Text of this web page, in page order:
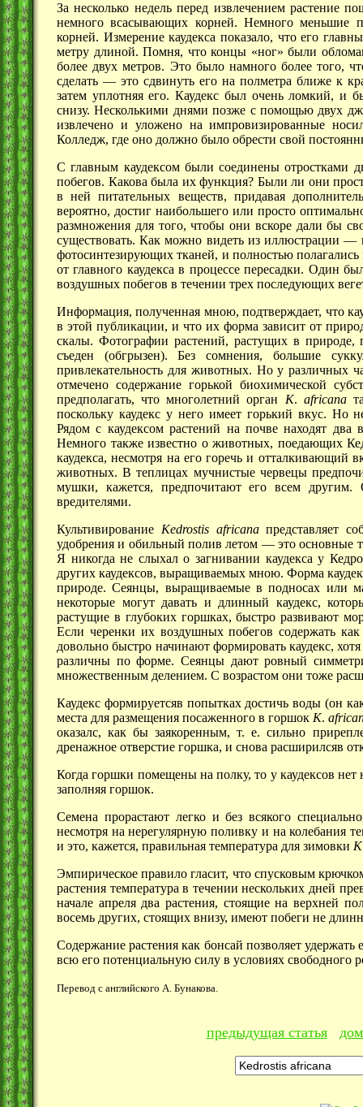
За несколько недель перед извлечением растение
немного всасывающих корней. Немного меньшие
корней. Измерение каудекса показало, что его
метру длиной. Помня, что концы «ног» были
более двух метров. Это было намного более того,
сделать —это сдвинуть его на полметра ближе к
затем уплотняя его. Каудекс был очень ломкий, и
снизу. Несколькими днями позже с помощью двух
извлечено и уложено на импровизированные
Колледж, где оно должно было обрести свой
С главным каудексом были соединены отростками
побегов. Какова была их функция? Были ли они
в ней питательных веществ, придавая
вероятно, достиг наибольшего или просто
размножения для того, чтобы они вскоре дали бы
существовать. Как можно видеть изиллюстрации —
фотосинтезирующих тканей, и полностью
от главного каудекса в процессе пересадки. Один
воздушных побегов в течении трех последующих
Информация, полученная мною, подтверждает, что
в этой публикации, и что их форма зависит от
скалы. Фотографии растений, растущих в природе,
съеден (обгрызен). Без сомнения, большие
привлекательность для животных. Но у различных
отмечено содержание горькой биохимической
предполагать, что многолетний орган K. africana
поскольку каудекс у него имеет горький вкус.
Рядом с каудексом растений на почве находят
Немного также известно о животных, поедающих
каудекса, несмотря на его горечь и отталкивающий
животных. В теплицах мучнистые червецы
мушки, кажется, предпочитают его всем
вредителями.
Культивирование Kedrostis africanaпредставляет
удобрения и обильный поливлетом —это основные
Я никогда не слыхал о загнивании каудекса у
других каудексов, выращиваемых мною. Форма
природе. Сеянцы, выращиваемые в подносах или
некоторые могут давать и длинный каудекс,
растущие в глубоких горшках, быстро развивают
Если черенки их воздушных побегов содержать
довольно быстро начинают формировать каудекс,
различны по форме. Сеянцы дают ровный
множественным делением. С возрастом они тоже
Каудекс формируетсяв попытках достичь воды (он
места для размещения посаженного в горшокK.
оказалс, как бы заякоренным,т. е. сильно
дренажное отверстие горшка, и снова расширилсяв
Когда горшки помещены на полку, то у каудексов
заполняя горшок.
Семена прорастают легко и без всякого
несмотря на нерегулярную поливку и на колебания
и это, кажется, правильная температура для зимовки K
Эмпирическое правило гласит, что спусковым
растения температура в течении нескольких дней
начале апреля два растения, стоящие на верхней
восемь других, стоящих внизу, имеют побеги не
Содержание растения как бонсай позволяет
всю его потенциальную силу в условиях свободного
Перевод с английского А. Бунакова.
предыдущая статья